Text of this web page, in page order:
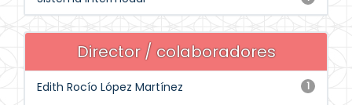
Director / colaboradores
1
Edith Rocío López Martínez